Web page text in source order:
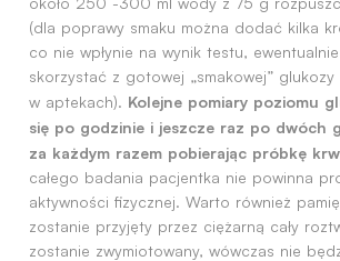
(dla poprawy smaku można dodać kilka
co nie wpłynie na wynik testu,
skorzystać z gotowej „smakowej”
w aptekach). Kolejne pomiary poziomu
się po godzinie i jeszcze raz po dwóch
za każdym razem pobierając próbkę
całego badania pacjentka nie powinna
aktywności fizycznej. Warto również
zostanie przyjęty przez ciężarną cały
zostanie zwymiotowany, wówczas nie